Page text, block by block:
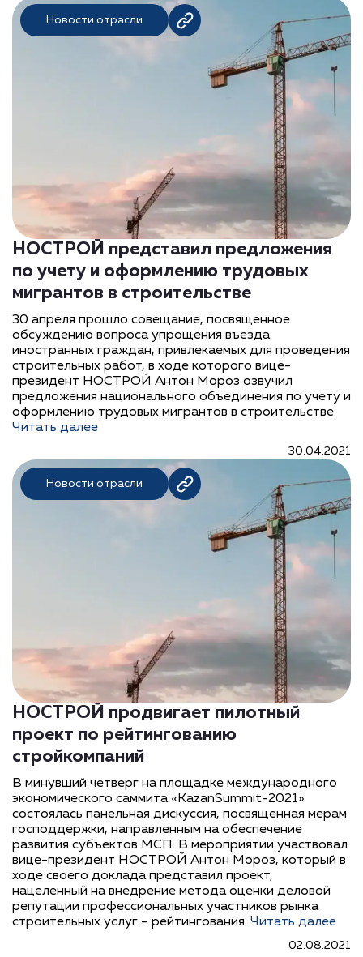
НОСТРОЙ представил предложения
по учету и оформлению трудовых
мигрантов в строительстве
30 апреля прошло совещание, посвященное
обсуждению вопроса упрощения въезда
иностранных граждан, привлекаемых для проведения
строительных работ, в ходе которого вице-
президент НОСТРОЙ Антон Мороз озвучил
предложения национального объединения по учету и
оформлению трудовых мигрантов в строительстве.
Читать далее
30.04.2021
Новости отрасли
Новости отрасли
НОСТРОЙ продвигает пилотный
проект по рейтингованию
стройкомпаний
В минувший четверг на площадке международного
экономического саммита «KazanSummit-2021»
состоялась панельная дискуссия, посвященная мерам
господдержки, направленным на обеспечение
развития субъектов МСП. В мероприятии участвовал
вице-президент НОСТРОЙ Антон Мороз, который в
ходе своего доклада представил проект,
нацеленный на внедрение метода оценки деловой
репутации профессиональных участников рынка
строительных услуг – рейтингования. Читать далее
02.08.2021